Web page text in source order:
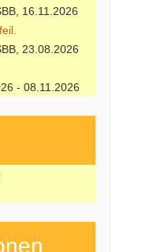
16.11.2026
23.08.2026
- 08.11.2026